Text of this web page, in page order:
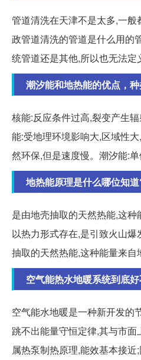
管道清洗在天津不是太多,一
政管道清洗的管道是什么用的
统管道还是其他,所以也无法定
潮汐能和地热能的优点，
核能:反应条件过高,裂变产生
能:受地理环境影响大,区域性
然环保,但是速度慢。潮汐能:单
地热能原理是什么哪位知
是由地壳抽取的天然热能,这
以热力形式存在,是引致火山
抽取的天然热能,这种能量来自
空气能热水地暖系统到底
空气能水地暖是一种新开发的
跳不出能量守恒定律,其与市
属热泵制热原理,能效基本接近;